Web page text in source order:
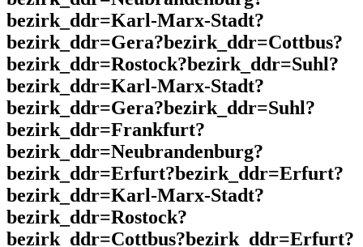
bezirk_ddr=Karl-Marx-Stadt?
bezirk_ddr=Gera?bezirk_ddr=Cottbus?
bezirk_ddr=Rostock?bezirk_ddr=Suhl?
bezirk_ddr=Karl-Marx-Stadt?
bezirk_ddr=Gera?bezirk_ddr=Suhl?
bezirk_ddr=Frankfurt?
bezirk_ddr=Neubrandenburg?
bezirk_ddr=Erfurt?bezirk_ddr=Erfurt?
bezirk_ddr=Karl-Marx-Stadt?
bezirk_ddr=Rostock?
bezirk_ddr=Cottbus?bezirk_ddr=Erfurt?